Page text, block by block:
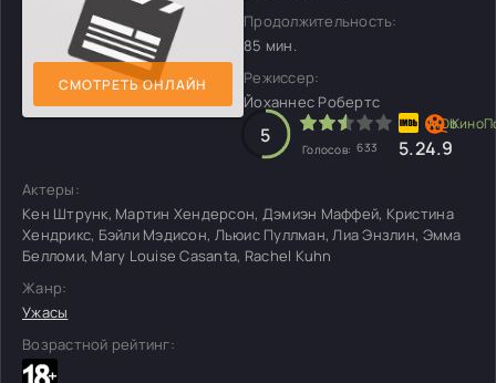
СМОТРЕТЬ ОНЛАЙН
Продолжительность:
85 мин.
Режиссер:
Йоханнес Робертс
5
Голосов: 633 5.24.9
Актеры:
Кен Штрунк, Мартин Хендерсон, Дэмиэн Маффей, Кристина
Хендрикс, Бэйли Мэдисон, Льюис Пуллман, Лиа Энзлин, Эмма
Белломи, Mary Louise Casanta, Rachel Kuhn
Жанр:
Ужасы
Возрастной рейтинг: